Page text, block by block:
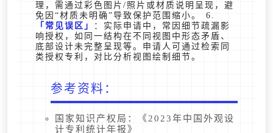
理，需通过彩色图片/照片或材质说明呈现，避
免因“材质未明确”导致保护范围缩小。 6.
常见误区
：实际申请中，常因细节疏漏影
响授权，如同一结构在不同视图中形态矛盾、
底部设计未完整呈现等。申请人可通过检索同
类授权专利，对比分析视图绘制细节。
参考资料：
国家知识产权局：《2023年中国外观设
计专利统计年报》